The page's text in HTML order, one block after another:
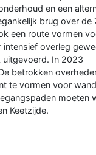
en een
brug over de
een route vormen
intensief overleg
uitgevoerd. In 2023
betrokken
te vormen voor
moeten
Keetzijde.